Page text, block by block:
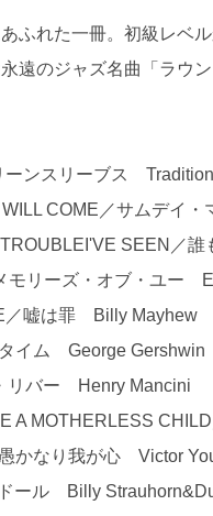
ふれた一冊。初級レベ
遠のジャズ名曲「ラウ
ンスリーブス
COME／サムデイ
SEEN／
モリーズ・オブ・ユー
／嘘は罪 Billy Mayhew
イム George Gershwin
リバー Henry Mancini
A MOTHERLESS
かなり我が心 Victor
ール Billy